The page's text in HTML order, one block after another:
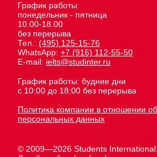
График работы:
понедельник - пятница
10.00-18.00
без перерыва
Тел.: (495) 125-15-76
WhatsApp: +7 (916) 112-55-50
E-mail: ielts@studinter.ru
График работы: будние дни
с 10:00 до 18:00 без перерыва
Политика компании в отношении
персональных данных
© 2009—2026 Students International.